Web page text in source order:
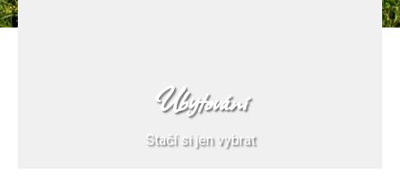
Ubytování
Stačí si jen vybrat